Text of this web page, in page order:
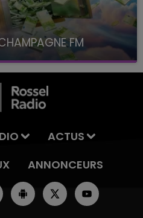
FM
FM, à 8H10
ACTUS
ANNONCEURS